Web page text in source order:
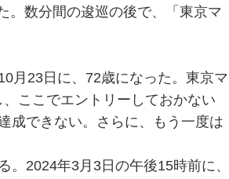
。数分間の逡巡の後で、「東京マ
月23日に、72歳になった。東京マ
ここでエントリーしておかない
成できない。さらに、もう一度は
2024年3月3日の午後15時前に、